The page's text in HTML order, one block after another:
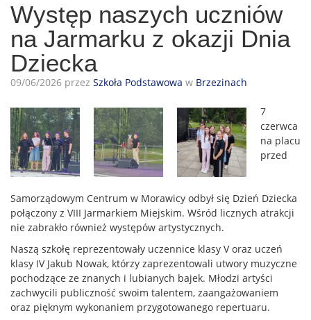
Występ naszych uczniów
na Jarmarku z okazji Dnia
Dziecka
09/06/2026 przez Szkoła Podstawowa w Brzezinach
7
czerwca
na placu
przed
Samorządowym Centrum w Morawicy odbył się Dzień Dziecka
połączony z VIII Jarmarkiem Miejskim. Wśród licznych atrakcji
nie zabrakło również występów artystycznych.
Naszą szkołę reprezentowały uczennice klasy V oraz uczeń
klasy IV Jakub Nowak, którzy zaprezentowali utwory muzyczne
pochodzące ze znanych i lubianych bajek. Młodzi artyści
zachwycili publiczność swoim talentem, zaangażowaniem
oraz pięknym wykonaniem przygotowanego repertuaru.